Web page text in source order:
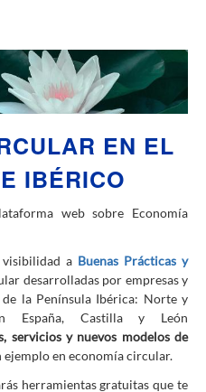
EN EL
IBÉRICO
web sobre Economía
a Buenas Prácticas y
desarrolladas por empresas y
la Península Ibérica: Norte y
Castilla y León
servicios y nuevos modelos de
ejemplo en economía circular.
herramientas gratuitas que te